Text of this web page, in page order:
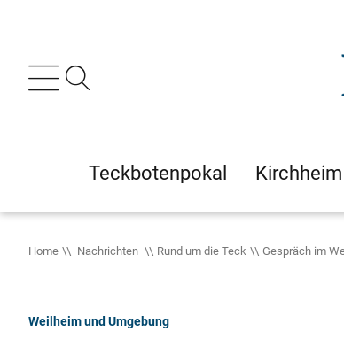
Teckbotenpokal Kirchheim
Home Nachrichten Rund um die Teck Gespräch im
Weilheim und Umgebung